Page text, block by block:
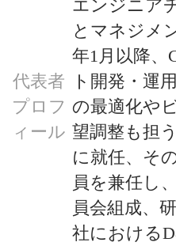
代表者
プロフ
ィール
エンジニア
とマネジメ
年1月以降、
ト開発・運
の最適化や
望調整も担
に就任、そ
員を兼任し
員会組成、
社における